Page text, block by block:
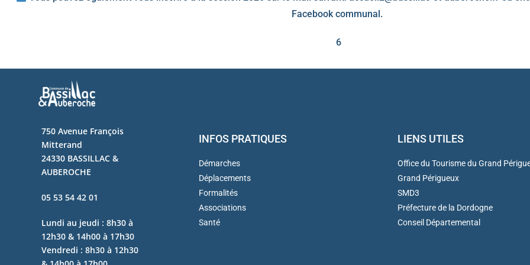
Facebook communal.
6
750 Avenue François
Mitterand
24330 BASSILLAC &
AUBEROCHE
05 53 54 42 01
Lundi au jeudi : 8h30 à
12h30 & 14h00 à 17h30
Vendredi : 8h30 à 12h30
INFOS PRATIQUES
Démarches
Déplacements
Formalités
Associations
Santé
LIENS UTILES
Office du Tourisme du Grand
Grand Périgueux
SMD3
Préfecture de la Dordogne
Conseil Départemental